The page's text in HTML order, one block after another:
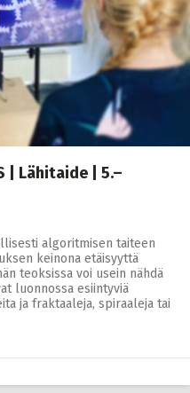
| Lähitaide | 5.–
algoritmisen taiteen
keinona etäisyyttä
teoksissa voi usein nähdä
luonnossa esiintyviä
ja fraktaaleja, spiraaleja tai